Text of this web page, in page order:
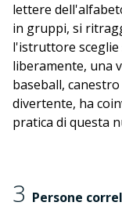
lettere
in gruppi, si
l'istruttore
liberamente, una
baseball,
divertente, ha
pratica di questa
3 Persone